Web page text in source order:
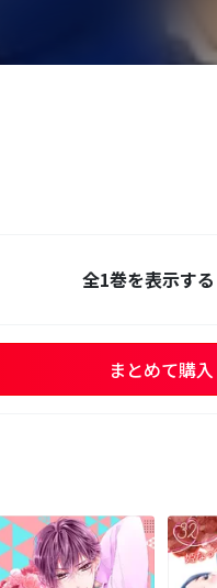
全1巻を表示する
まとめて購入